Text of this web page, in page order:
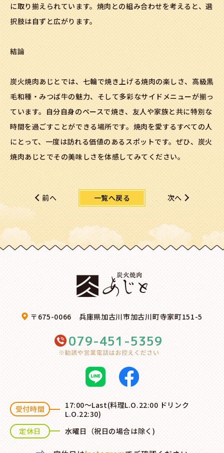
に取り揃えられています。焼肉との組み合わせを考えると、選
択肢は自ずと広がります。
結論
炭火焼肉あじとでは、七輪で焼き上げる焼肉の楽しさ、高級黒
毛和種・みつば牛の魅力、そして多彩なサイドメニューが揃っ
ています。自分自身のペースで焼き、友人や家族と共に特別な
時間を過ごすことができる場所です。焼肉を愛するすべての人
にとって、一度は訪れる価値のあるスポットです。ぜひ、炭火
焼肉あじとでその美味しさを体感してみてください。
前へ 次へ
一覧へ戻る
〒675-0066 兵庫県加古川市加古川町寺家町151-5
079-451-5359
受付時間
17:00～Last(料理L.O.22:00 ドリンク
L.O.22:30)
定休日
水曜日（祝日の場合は除く)